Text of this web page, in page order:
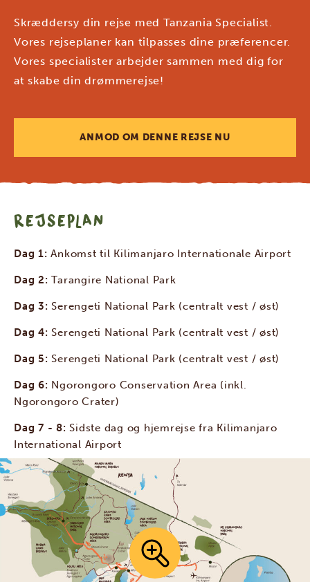
Skræddersy din rejse med Tanzania Specialist.
Vores rejseplaner kan tilpasses dine præferencer.
Vores specialister arbejder sammen med dig for
at skabe din drømmerejse!
ANMOD OM DENNE REJSE NU
REJSEPLAN
Dag 1:Ankomst til Kilimanjaro Internationale Airport
Dag 2:Tarangire National Park
Dag 3: Serengeti National Park (centralt vest / øst)
Dag 4: Serengeti National Park (centralt vest / øst)
Dag 5: Serengeti National Park (centralt vest / øst)
Dag 6: Ngorongoro Conservation Area (inkl.
Ngorongoro Crater)
Dag 7 - 8: Sidste dag og hjemrejse fra Kilimanjaro
International Airport